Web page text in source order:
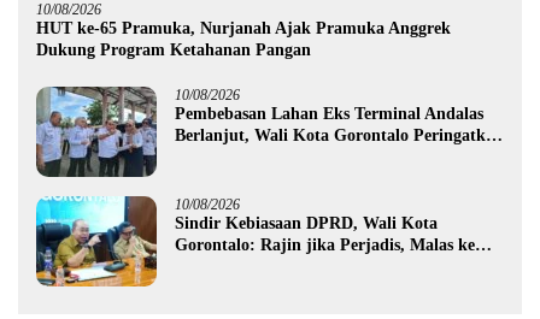
10/08/2026
HUT ke-65 Pramuka, Nurjanah Ajak Pramuka Anggrek
Dukung Program Ketahanan Pangan
10/08/2026
Pembebasan Lahan Eks Terminal Andalas
Berlanjut, Wali Kota Gorontalo Peringatkan
10/08/2026
Sindir Kebiasaan DPRD, Wali Kota
Gorontalo: Rajin jika Perjadis, Malas ke